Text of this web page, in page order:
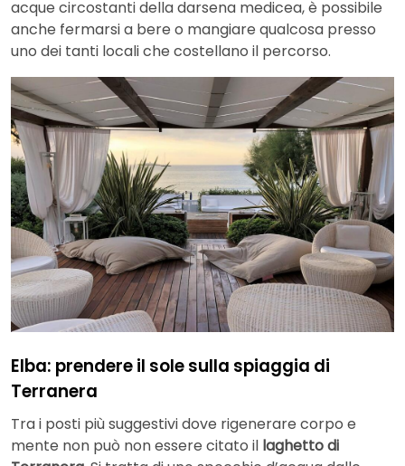
acque circostanti della darsena medicea, è possibile
anche fermarsi a bere o mangiare qualcosa presso
uno dei tanti locali che costellano il percorso.
Elba: prendere il sole sulla spiaggia di
Terranera
Tra i posti più suggestivi dove rigenerare corpo e
mente non può non essere citato il laghetto di